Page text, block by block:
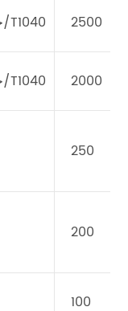
جيجابايت/T1040 2500
جيجابايت/T1040 2000
250
200
100